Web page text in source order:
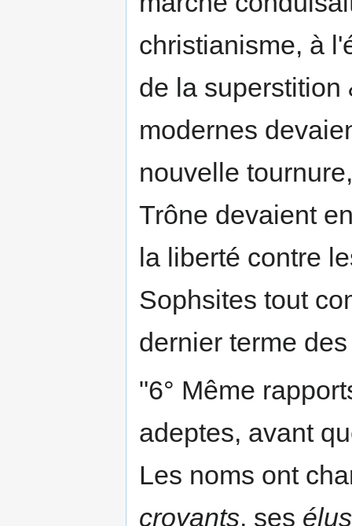
christianisme, à
de la superstition
modernes
nouvelle
Trône devaient
la liberté contre
Sophsites tout
dernier terme
"6° Même
adeptes, avant
Les noms ont
croyants, ses élus